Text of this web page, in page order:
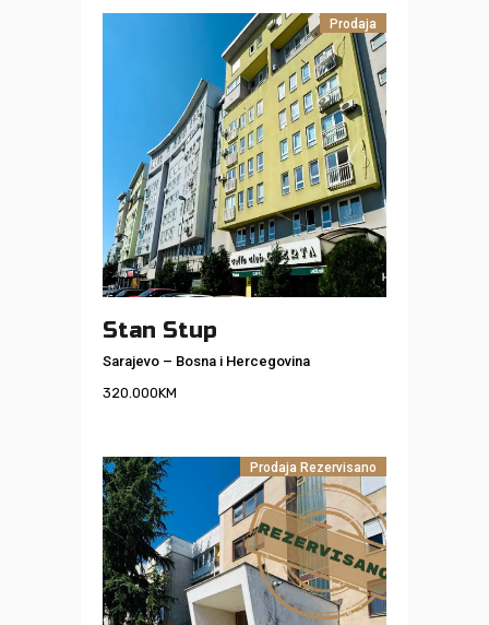
Prodaja
Stan Stup
Sarajevo – Bosna i Hercegovina
320.000KM
Prodaja Rezervisano